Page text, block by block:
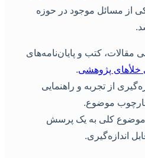
مسائل موجود در حوزه
کتب و پایان‌نامه‌های
پژوهشی.
از تجربه و راهنمایی
موضوع.
کلی به یک پرسش